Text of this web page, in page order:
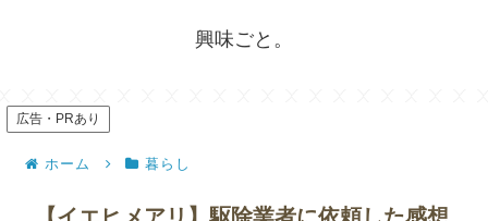
興味ごと。
広告・PRあり
ホーム 暮らし